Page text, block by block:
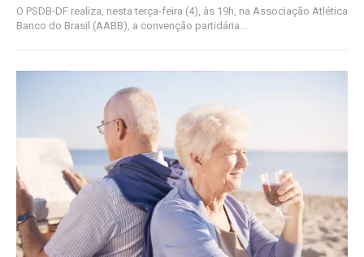
O PSDB-DF realiza, nesta terça-feira (4), às 19h, na Associação Atlética
Banco do Brasil (AABB), a convenção partidária...